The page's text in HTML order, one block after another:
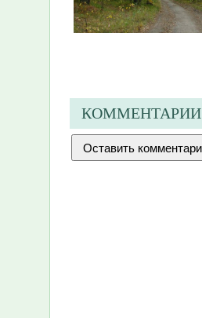
КОММЕНТАРИИ